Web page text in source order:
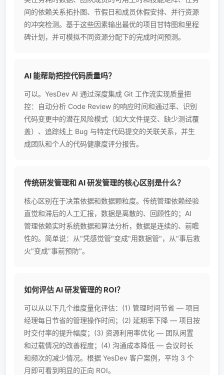
间的依赖关系拓扑图、节假日和成员休假安排、并行资源
的冲突检测。基于这些因素输出最优的项目甘特图和里程
碑计划，并可模拟不同资源分配下的完成时间预测。
AI 能帮助把控代码质量吗？
可以。YesDev AI 通过深度集成 Git 工作流实现质量把
控：自动分析 Code Review 的响应时间和通过率、识别
代码变更中的潜在风险模式（如大文件提交、缺少测试覆
盖）、追踪线上 Bug 与特定代码提交的关联关系，并生
成团队和个人的代码健康度评分报告。
传统研发管理和 AI 研发管理的核心区别是什么？
核心区别在于决策依据和数据颗粒度。传统管理依赖经验
直觉和滞后的人工汇报，数据是离散的、回顾性的；AI
管理依赖实时系统数据和算法分析，数据是连续的、前瞻
性的。简单说：从"凭感觉管"变成"用数据管"，从"事后救
火"变成"事前预防"。
如何评估 AI 研发管理的 ROI？
可以从以下几个维度量化评估：(1) 管理时间节省 — 项目
经理每日节省的管理操作时间；(2) 延期率下降 — 项目按
时交付率的提升幅度；(3) 资源利用率优化 — 团队闲置
和过载情况的改善程度；(4) 沟通成本降低 — 会议时长
和频次的减少情况。根据 YesDev 客户案例，平均 3 个
月即可看到明显的正向 ROI。